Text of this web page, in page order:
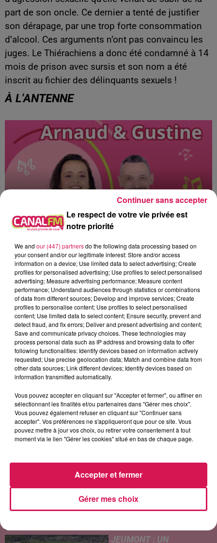
part de son oncle. Ce dernier a tenté de justifier
son dérapage, par une trop forte consommation
d’alcool. Ces arguments n’ont pas convaincu les
juges. Le Thiérachiens a donc été condamné à 14
mois de prison avec sursis et son nom a été
inscrit au fichier des délinquants sexuels !
À L'ANTENNE
16h00 - 19h00
Arnaud et Gustine
16h41
16h41
BRUNO MARS
16h38
16h38
CLARA LUCIANI
16h35
16h35
LES ARTICLES LES PLUS CONSULTÉS
SAMBRE-AVESNOIS-
THIÉRACHE
Un temps typiquement estival
et changeant concerne nos
des températures élevées
l'après-midi et un risque
JEUMONT : UN
Le respect de votre vie privée est
notre priorité
We and our (447) partnersdo the following data processing based on
your consent and/or our legitimate interest: Store and/or access
information on a device; Use limited data to select advertising; Create
profiles for personalised advertising; Use profiles to select personalised
advertising; Measure advertising performance; Measure content
performance; Understand audiences through statistics or combinations
of data from different sources; Develop and improve services; Create
profiles to personalise content; Use profiles to select personalised
content; Use limited data to select content; Ensure security, prevent and
detect fraud, and fix errors; Deliver and present advertising and content;
Save and communicate privacy choices. These technologies may
process personal data such as IP address and browsing data to offer
following functionalities: Identify devices based on information actively
requested; Use precise geolocation data; Match and combine data from
other data sources; Link different devices; Identify devices based on
information transmitted automatically.
Vous pouvez accepter en cliquant sur "Accepter et fermer", ou affiner en
sélectionnant les finalités et/ou partenaires dans "Gérer mes choix".
Vous pouvez également refuser en cliquant sur "Continuer sans
accepter". Vos préférences ne s'appliqueront que pour ce site. Vous
pouvez mettre à jour vos choix, ou retirer votre consentement à tout
moment via le lien "Gérer les cookies" situé en bas de chaque page.
Gérer mes choix
Accepter et fermer
Continuer sans accepter